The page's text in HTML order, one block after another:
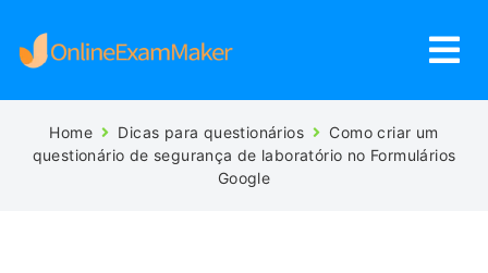
Home Dicas para questionários
Como criar um
questionário de segurança de laboratório no Formulários
Google